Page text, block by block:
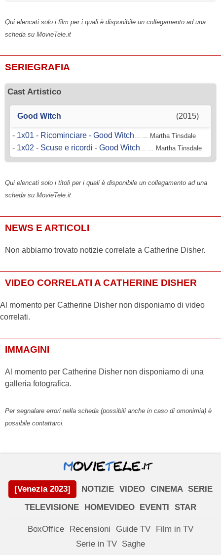
Qui elencati solo i film per i quali è disponibile un collegamento ad una
scheda su MovieTele.it
SERIEGRAFIA
Cast Artistico
Good Witch (2015)
- 1x01 - Ricominciare - Good Witch ... ... Martha Tinsdale
- 1x02 - Scuse e ricordi - Good Witch ... ... Martha Tinsdale
Qui elencati solo i titoli per i quali è disponibile un collegamento ad una
scheda su MovieTele.it
NEWS E ARTICOLI
Non abbiamo trovato notizie correlate a Catherine Disher.
VIDEO CORRELATI A CATHERINE DISHER
Al momento per Catherine Disher non disponiamo di video
correlati.
IMMAGINI
Al momento per Catherine Disher non disponiamo di una
galleria fotografica.
Per segnalare errori nella scheda (possibili anche in caso di omonimia) è
possibile contattarci.
[Venezia 2023] NOTIZIE VIDEO CINEMA SERIE
TELEVISIONE
HOMEVIDEO EVENTI STAR
BoxOffice Recensioni Guide TV
Film in TV
Serie in TV Saghe